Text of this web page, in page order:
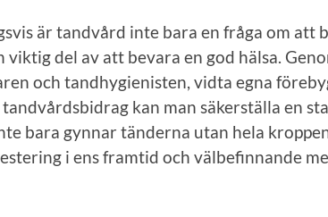
är tandvård inte bara en fråga om att
viktig del av att bevara en god hälsa.
och tandhygienisten, vidta egna
kan man säkerställa en
bara gynnar tänderna utan hela
i ens framtid och välbefinnande